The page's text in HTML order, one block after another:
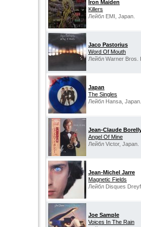
Iron Maiden
Killers
Лейбл EMI, Japan.
Jaco Pastorius
Word Of Mouth
Лейбл Warner Bros.
Japan
The Singles
Лейбл Hansa, Japan.
Jean-Claude
Angel Of Mine
Лейбл Victor, Japan.
Jean-Michel Jarre
Magnetic Fields
Лейбл Disques
Joe Sample
Voices In The Rain